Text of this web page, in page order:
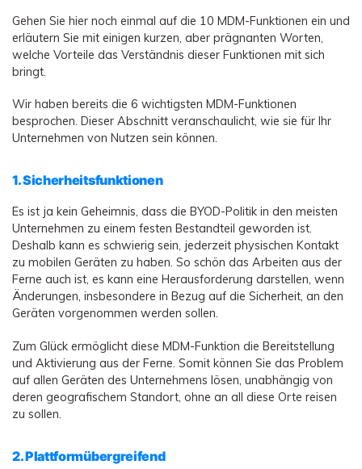
Gehen Sie hier noch einmal auf die 10 MDM-Funktionen ein und
erläutern Sie mit einigen kurzen, aber prägnanten Worten,
welche Vorteile das Verständnis dieser Funktionen mit sich
bringt.
Wir haben bereits die 6 wichtigsten MDM-Funktionen
besprochen. Dieser Abschnitt veranschaulicht, wie sie für Ihr
Unternehmen von Nutzen sein können.
1. Sicherheitsfunktionen
Es ist ja kein Geheimnis, dass die BYOD-Politik in den meisten
Unternehmen zu einem festen Bestandteil geworden ist.
Deshalb kann es schwierig sein, jederzeit physischen Kontakt
zu mobilen Geräten zu haben. So schön das Arbeiten aus der
Ferne auch ist, es kann eine Herausforderung darstellen, wenn
Änderungen, insbesondere in Bezug auf die Sicherheit, an den
Geräten vorgenommen werden sollen.
Zum Glück ermöglicht diese MDM-Funktion die Bereitstellung
und Aktivierung aus der Ferne. Somit können Sie das Problem
auf allen Geräten des Unternehmens lösen, unabhängig von
deren geografischem Standort, ohne an all diese Orte reisen
zu sollen.
2. Plattformübergreifend